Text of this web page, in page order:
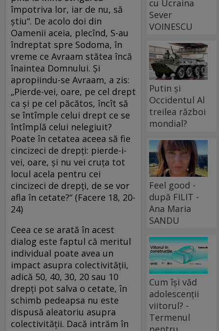
împotriva lor, iar de nu, să
ştiu“. De acolo doi din
Oamenii aceia, plecînd, S-au
îndreptat spre Sodoma, în
vreme ce Avraam stătea încă
înaintea Domnului. Şi
apropiindu-se Avraam, a zis:
„Pierde-vei, oare, pe cel drept
ca şi pe cel păcătos, încît să
se întîmple celui drept ce se
întîmplă celui nelegiuit?
Poate în cetatea aceea să fie
cincizeci de drepţi: pierde-i-
vei, oare, şi nu vei cruţa tot
locul acela pentru cei
cincizeci de drepţi, de se vor
afla în cetate?“ (Facere 18, 20-
24)
Ceea ce se arată în acest
dialog este faptul că meritul
individual poate avea un
impact asupra colectivității,
adică 50, 40, 30, 20 sau 10
drepți pot salva o cetate, în
schimb pedeapsa nu este
dispusă aleatoriu asupra
colectivității. Dacă intrăm în
cu Ucraina
Sever
VOINESCU
Putin și
Occidentul Al
treilea război
mondial?
Feel good -
după FILIT -
Ana Maria
SANDU
Cum își văd
adolescenții
viitorul? -
Termenul